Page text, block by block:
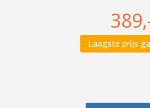
Laagste prijs